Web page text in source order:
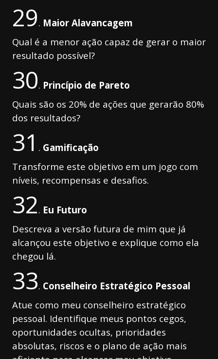
29. Maior Alavancagem
Qual é a menor ação capaz de gerar o maior
resultado possível?
30. Princípio de Pareto
Quais são os 20% de ações que gerarão 80%
dos resultados?
31 . Gamificação
Transforme este objetivo em um jogo com
níveis, recompensas e desafios.
32. Eu Futuro
Descreva a versão futura de mim que já
alcançou este objetivo e explique como ela
chegou lá.
33. Conselheiro Estratégico Pessoal
Atue como meu conselheiro estratégico
pessoal. Identifique meus pontos cegos,
oportunidades ocultas, prioridades
absolutas, riscos e o plano de ação mais